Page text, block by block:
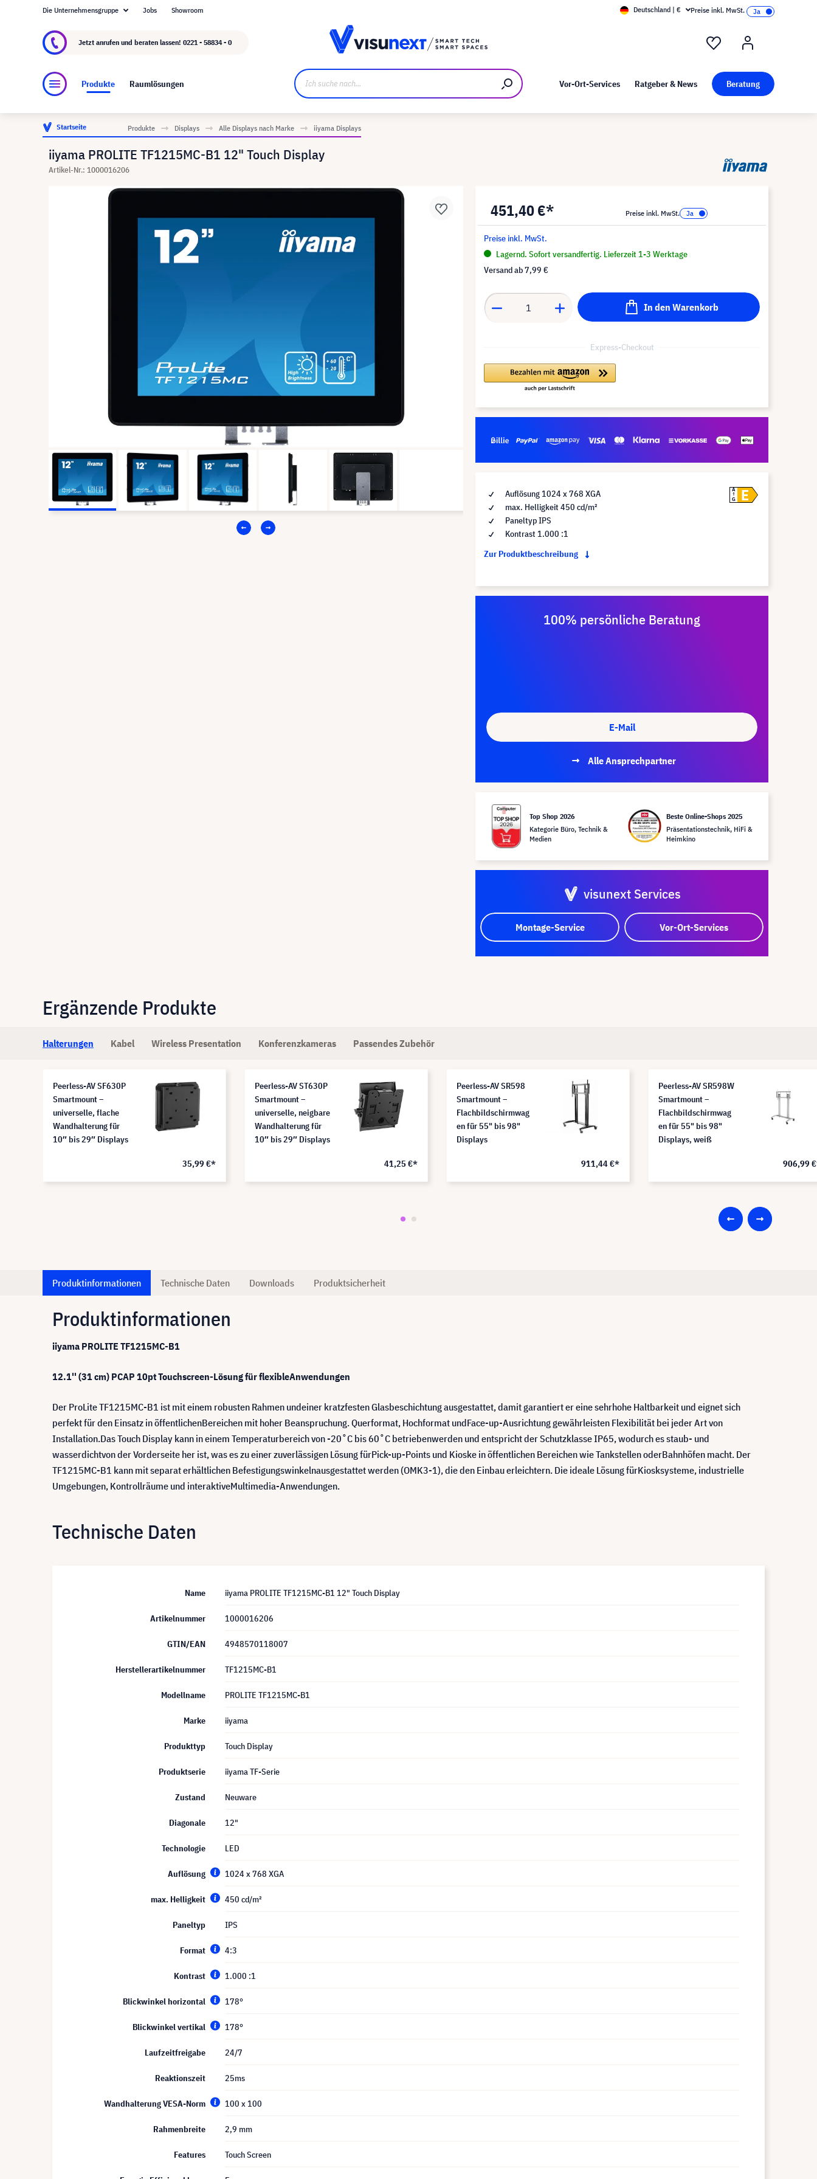
Über visunext.de Kunst bei visunext
Die Unternehmensgruppe Jobs Showroom Deutschland | € Preise inkl. MwSt.
Jetzt anrufen und beraten lassen! 0221 - 58834 - 0
Produkte Raumlösungen Vor-Ort-Services Ratgeber & News Beratung
Startseite Produkte Displays Alle Displays nach Marke iiyama Displays
iiyama PROLITE TF1215MC-B1 12" Touch Display
Artikel-Nr.: 1000016206
451,40 €* Preise inkl. MwSt.
Preise inkl. MwSt.
Lagernd. Sofort versandfertig. Lieferzeit 1-3 Werktage
Versand ab7,99 €
In den Warenkorb
Express-Checkout
Auflösung 1024 x 768 XGA
max. Helligkeit 450 cd/m²
Paneltyp IPS
Kontrast 1.000 :1
Zur Produktbeschreibung
A
G
E
100% persönliche Beratung
E-Mail
Alle Ansprechpartner
Top Shop 2026
Kategorie Büro, Technik &
Medien
Beste Online-Shops 2025
Präsentationstechnik, HiFi &
Heimkino
visunext Services
Montage-Service Vor-Ort-Services
Ergänzende Produkte
Halterungen Kabel Wireless Presentation Konferenzkameras Passendes Zubehör
Peerless-AV SF630P
Smartmount –
universelle, flache
Wandhalterung für
10″ bis 29″ Displays
35,99 €*
Peerless-AV ST630P
Smartmount –
universelle, neigbare
Wandhalterung für
10″ bis 29″ Displays
41,25 €*
Peerless-AV SR598
Smartmount –
Flachbildschirmwag
en für 55" bis 98"
Displays
911,44 €*
Peerless-AV SR598W
Smartmount –
Flachbildschirmwag
en für 55" bis 98"
Displays, weiß
906,99
Produktinformationen Technische Daten Downloads Produktsicherheit
Produktinformationen
iiyama PROLITE TF1215MC-B1
12.1'' (31 cm) PCAP 10pt Touchscreen-Lösung für flexibleAnwendungen
Der ProLite TF1215MC-B1 ist mit einem robusten Rahmen undeiner kratzfesten Glasbeschichtung ausgestattet, damit garantiert er eine sehrhohe Haltbarkeit und eignet sich
perfekt für den Einsatz in öffentlichenBereichen mit hoher Beanspruchung. Querformat, Hochformat undFace-up-Ausrichtung gewährleisten Flexibilität bei jeder Art von
Installation.Das Touch Display kann in einem Temperaturbereich von -20˚C bis 60˚C betriebenwerden und entspricht der Schutzklasse IP65, wodurch es staub- und
wasserdichtvon der Vorderseite her ist, was es zu einer zuverlässigen Lösung fürPick-up-Points und Kioske in öffentlichen Bereichen wie Tankstellen oderBahnhöfen macht. Der
TF1215MC-B1 kann mit separat erhältlichen Befestigungswinkelnausgestattet werden (OMK3-1), die den Einbau erleichtern. Die ideale Lösung fürKiosksysteme, industrielle
Umgebungen, Kontrollräume und interaktiveMultimedia-Anwendungen.
Technische Daten
Name iiyama PROLITE TF1215MC-B1 12" Touch Display
Artikelnummer 1000016206
GTIN/EAN 4948570118007
Herstellerartikelnummer TF1215MC-B1
Modellname PROLITE TF1215MC-B1
Marke iiyama
Produkttyp Touch Display
Produktserie iiyama TF-Serie
Zustand Neuware
Diagonale 12"
Technologie LED
Auflösung 1024 x 768 XGA
max. Helligkeit 450 cd/m²
Paneltyp IPS
Format 4:3
Kontrast 1.000 :1
Blickwinkel horizontal 178°
Blickwinkel vertikal 178°
Laufzeitfreigabe 24/7
Reaktionszeit 25ms
Wandhalterung VESA-Norm 100 x 100
Rahmenbreite 2,9 mm
Features Touch Screen